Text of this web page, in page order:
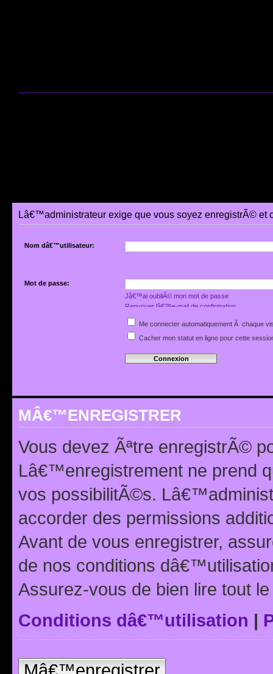
Lâ€™administrateur exige que vous soyez enregistrÃ©
Nom dâ€™utilisateur:
Mot de passe:
Jâ€™ai oubliÃ© mon mot de passe
Renvoyer lâ€™e-mail de confirmation
Me connecter automatiquement Ã chaque
Cacher mon statut en ligne pour cette
MÂ€™ENREGISTRER
Vous devez Ãªtre enregistrÃ©
Lâ€™enregistrement ne prend
vos possibilitÃ©s.
accorder des permissions
Avant de vous enregistrer,
de nos conditions
Assurez-vous de bien lire tout
Conditions dâ€™utilisation |
Mâ€™enregistrer